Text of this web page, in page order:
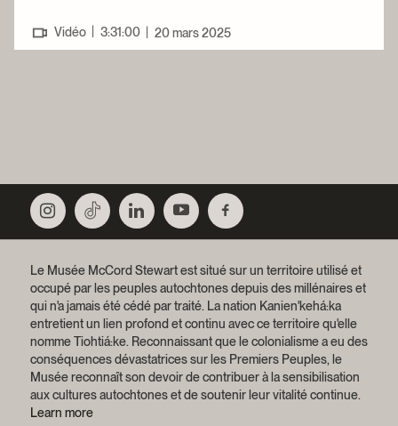
Vidéo 3:31:00 20 mars 2025
Le Musée McCord Stewart est situé sur un territoire utilisé et
occupé par les peuples autochtones depuis des millénaires et
qui n'a jamais été cédé par traité. La nation Kanien'kehá:ka
entretient un lien profond et continu avec ce territoire qu'elle
nomme Tiohtiá:ke. Reconnaissant que le colonialisme a eu des
conséquences dévastatrices sur les Premiers Peuples, le
Musée reconnaît son devoir de contribuer à la sensibilisation
aux cultures autochtones et de soutenir leur vitalité continue.
Learn more